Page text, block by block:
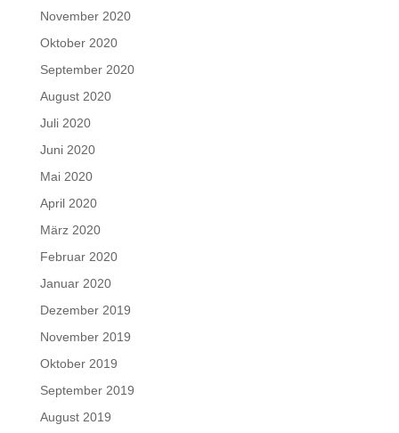
November 2020
Oktober 2020
September 2020
August 2020
Juli 2020
Juni 2020
Mai 2020
April 2020
März 2020
Februar 2020
Januar 2020
Dezember 2019
November 2019
Oktober 2019
September 2019
August 2019